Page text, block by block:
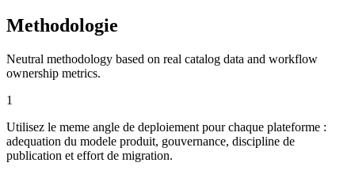
Methodologie
Neutral methodology based on real catalog data and workflow
ownership metrics.
1
Utilisez le meme angle de deploiement pour chaque plateforme :
adequation du modele produit, gouvernance, discipline de
publication et effort de migration.